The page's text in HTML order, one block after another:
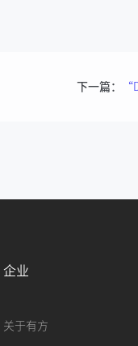
下一篇：
企业
关于有方